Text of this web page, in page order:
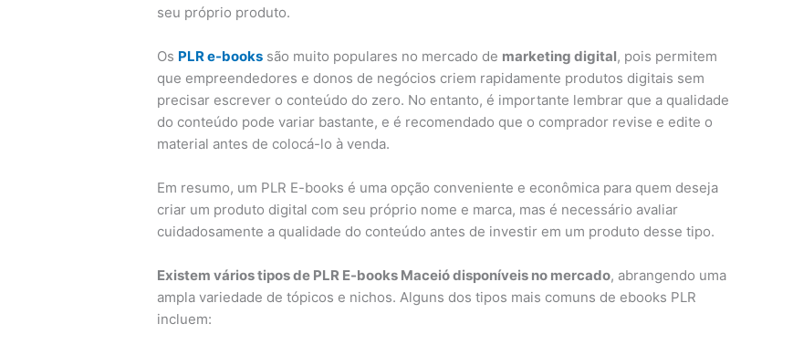
seu próprio produto.
Os PLR e-books são muito populares no mercado de marketing digital, pois permitem
que empreendedores e donos de negócios criem rapidamente produtos digitais sem
precisar escrever o conteúdo do zero. No entanto, é importante lembrar que a qualidade
do conteúdo pode variar bastante, e é recomendado que o comprador revise e edite o
material antes de colocá-lo à venda.
Em resumo, um PLR E-books é uma opção conveniente e econômica para quem deseja
criar um produto digital com seu próprio nome e marca, mas é necessário avaliar
cuidadosamente a qualidade do conteúdo antes de investir em um produto desse tipo.
Existem vários tipos de PLR E-books Maceió disponíveis no mercado, abrangendo uma
ampla variedade de tópicos e nichos. Alguns dos tipos mais comuns de ebooks PLR
incluem: